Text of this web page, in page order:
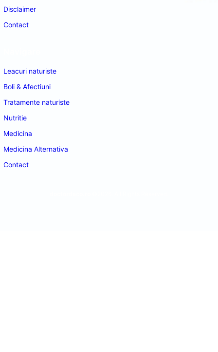
Disclaimer
Contact
Leacuri naturiste
Boli & Afectiuni
Tratamente naturiste
Nutritie
Medicina
Medicina Alternativa
Contact